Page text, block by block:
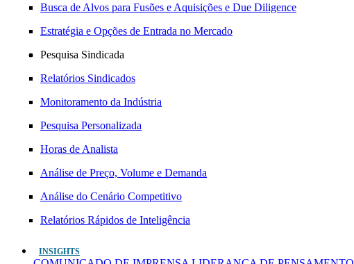
Busca de Alvos para Fusões e Aquisições e Due Diligence
Estratégia e Opções de Entrada no Mercado
Pesquisa Sindicada
Relatórios Sindicados
Monitoramento da Indústria
Pesquisa Personalizada
Horas de Analista
Análise de Preço, Volume e Demanda
Análise do Cenário Competitivo
Relatórios Rápidos de Inteligência
INSIGHTS